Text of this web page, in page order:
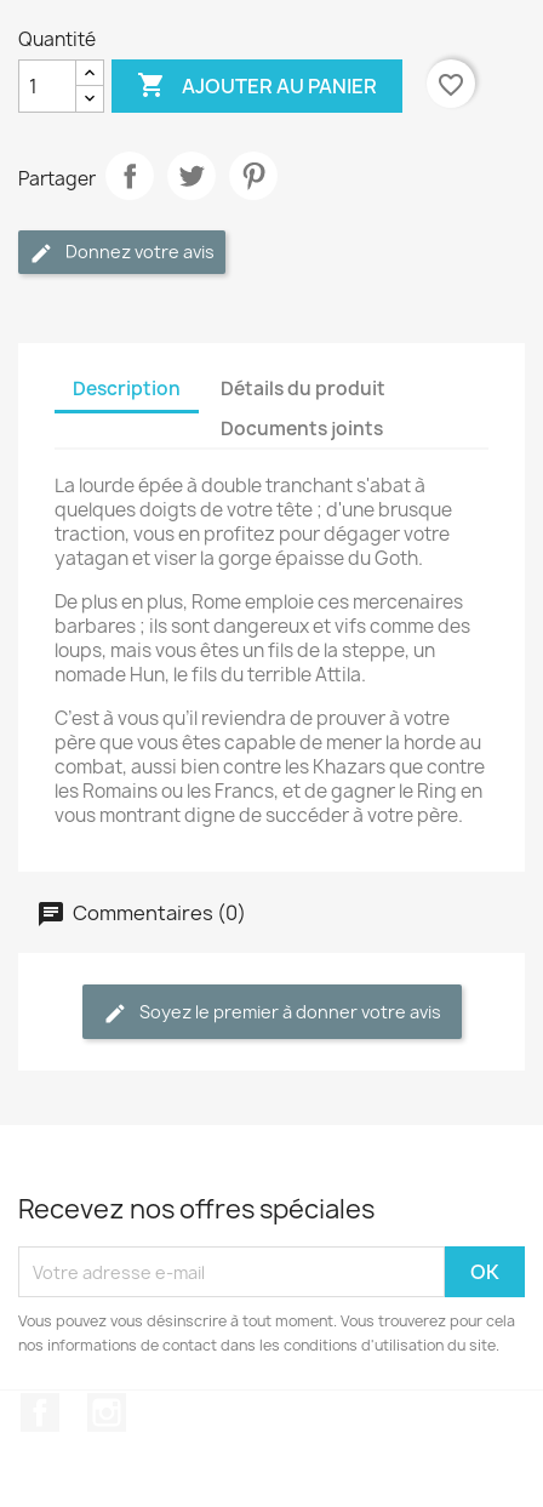
Quantité
 AJOUTER AU PANIER favorite_border
Partager
Donnez votre avis
Description
Détails du produit
Documents joints
La lourde épée à double tranchant s'abat à
quelques doigts de votre tête ; d'une brusque
traction, vous en profitez pour dégager votre
yatagan et viser la gorge épaisse du Goth.
De plus en plus, Rome emploie ces mercenaires
barbares ; ils sont dangereux et vifs comme des
loups, mais vous êtes un fils de la steppe, un
nomade Hun, le fils du terrible Attila.
C’est à vous qu’il reviendra de prouver à votre
père que vous êtes capable de mener la horde au
combat, aussi bien contre les Khazars que contre
les Romains ou les Francs, et de gagner le Ring en
vous montrant digne de succéder à votre père.
Commentaires (0)
Soyez le premier à donner votre avis
Recevez nos offres spéciales
Vous pouvez vous désinscrire à tout moment. Vous trouverez pour cela
nos informations de contact dans les conditions d'utilisation du site.